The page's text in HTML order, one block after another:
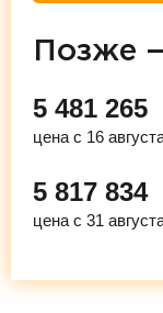
Позже
5 481 265
цена с 16
5 817 834
цена с 31